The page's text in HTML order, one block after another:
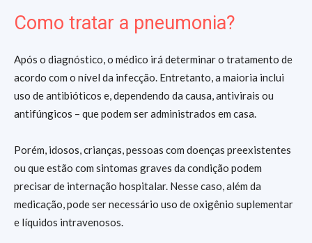
Como tratar a pneumonia?
Após o diagnóstico, o médico irá determinar o tratamento de
acordo com o nível da infecção. Entretanto, a maioria inclui
uso de antibióticos e, dependendo da causa, antivirais ou
antifúngicos – que podem ser administrados em casa.
Porém, idosos, crianças, pessoas com doenças preexistentes
ou que estão com sintomas graves da condição podem
precisar de internação hospitalar. Nesse caso, além da
medicação, pode ser necessário uso de oxigênio suplementar
e líquidos intravenosos.